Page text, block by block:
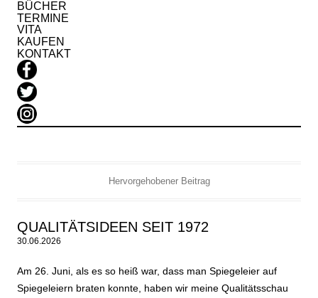
BÜCHER
TERMINE
VITA
KAUFEN
KONTAKT
Hervorgehobener Beitrag
QUALITÄTSIDEEN SEIT 1972
30.06.2026
Am 26. Juni, als es so heiß war, dass man Spiegeleier auf
Spiegeleiern braten konnte, haben wir meine Qualitätsschau